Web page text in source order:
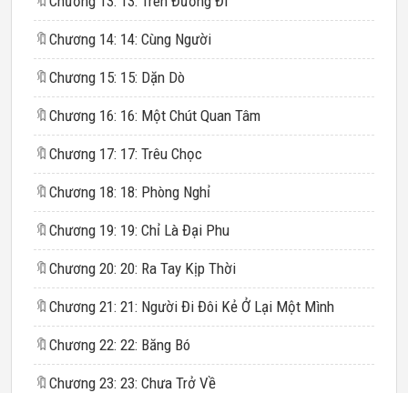
🔖 Chương 14: 14: Cùng Người
🔖 Chương 15: 15: Dặn Dò
🔖 Chương 16: 16: Một Chút Quan Tâm
🔖 Chương 17: 17: Trêu Chọc
🔖 Chương 18: 18: Phòng Nghỉ
🔖 Chương 19: 19: Chỉ Là Đại Phu
🔖 Chương 20: 20: Ra Tay Kịp Thời
🔖 Chương 21: 21: Người Đi Đôi Kẻ Ở Lại Một Mình
🔖 Chương 22: 22: Băng Bó
🔖 Chương 23: 23: Chưa Trở Về